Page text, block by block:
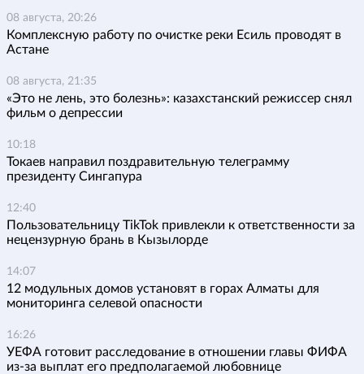
08 августа, 20:26
Комплексную работу по очистке реки Есиль проводят в
Астане
08 августа, 21:35
«Это не лень, это болезнь»: казахстанский режиссер снял
фильм о депрессии
10:18
Токаев направил поздравительную телеграмму
президенту Сингапура
12:40
Пользовательницу TikTok привлекли к ответственности за
нецензурную брань в Кызылорде
14:07
12 модульных домов установят в горах Алматы для
мониторинга селевой опасности
16:26
УЕФА готовит расследование в отношении главы ФИФА
из-за выплат его предполагаемой любовнице